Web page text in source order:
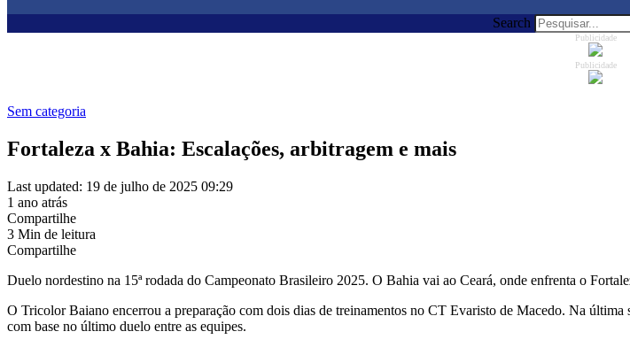
Search
Publicidade
Publicidade
Sem categoria
Fortaleza x Bahia: Escalações, arbitragem e mais
Last updated: 19 de julho de 2025 09:29
1 ano atrás
Compartilhe
3 Min de leitura
Compartilhe
Duelo nordestino na 15ª rodada do Campeonato Brasileiro 2025. O Bahia vai ao Ceará, onde enfrenta o
O Tricolor Baiano encerrou a preparação com dois dias de treinamentos no CT Evaristo de Macedo. Na
com base no último duelo entre as equipes.